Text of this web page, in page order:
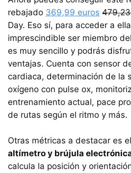
rebajado 369,99 euros
Day. Eso sí, para acceder a
imprescindible ser miembro del
es muy sencillo y podrás
ventajas. Cuenta con sensor
cardiaca, determinación de la
oxígeno con pulse ox,
entrenamiento actual, pace
de rutas según el ritmo y más.
Otras métricas a destacar es el
altímetro y brújula
calcula la posición y